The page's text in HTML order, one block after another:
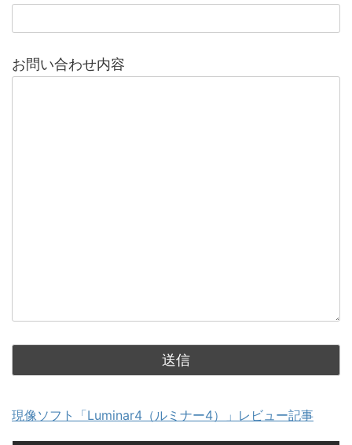
お問い合わせ内容
現像ソフト「Luminar4（ルミナー4）」レビュー記事